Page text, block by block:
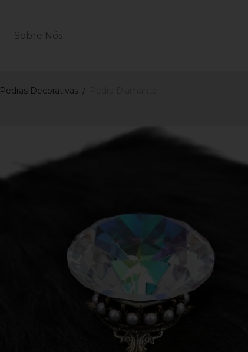
Sobre Nós
Pedras Decorativas /